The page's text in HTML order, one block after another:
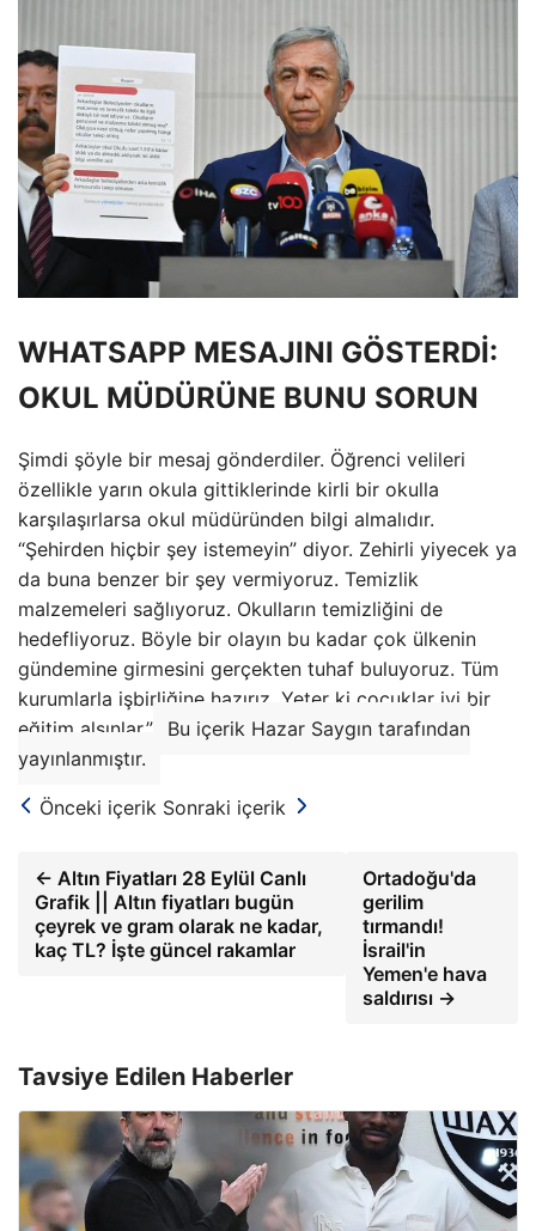
WHATSAPP MESAJINI GÖSTERDİ:
OKUL MÜDÜRÜNE BUNU SORUN
Şimdi şöyle bir mesaj gönderdiler. Öğrenci velileri
özellikle yarın okula gittiklerinde kirli bir okulla
karşılaşırlarsa okul müdüründen bilgi almalıdır.
“Şehirden hiçbir şey istemeyin” diyor. Zehirli yiyecek ya
da buna benzer bir şey vermiyoruz. Temizlik
malzemeleri sağlıyoruz. Okulların temizliğini de
hedefliyoruz. Böyle bir olayın bu kadar çok ülkenin
gündemine girmesini gerçekten tuhaf buluyoruz. Tüm
kurumlarla işbirliğine hazırız. Yeter ki çocuklar iyi bir
eğitim alsınlar.”
Bu içerik Hazar Saygın tarafından
yayınlanmıştır.
Önceki içerik Sonraki içerik
← Altın Fiyatları 28 Eylül Canlı
Grafik || Altın fiyatları bugün
çeyrek ve gram olarak ne kadar,
kaç TL? İşte güncel rakamlar
Ortadoğu'da
gerilim
tırmandı!
İsrail'in
Yemen'e hava
saldırısı →
Tavsiye Edilen Haberler